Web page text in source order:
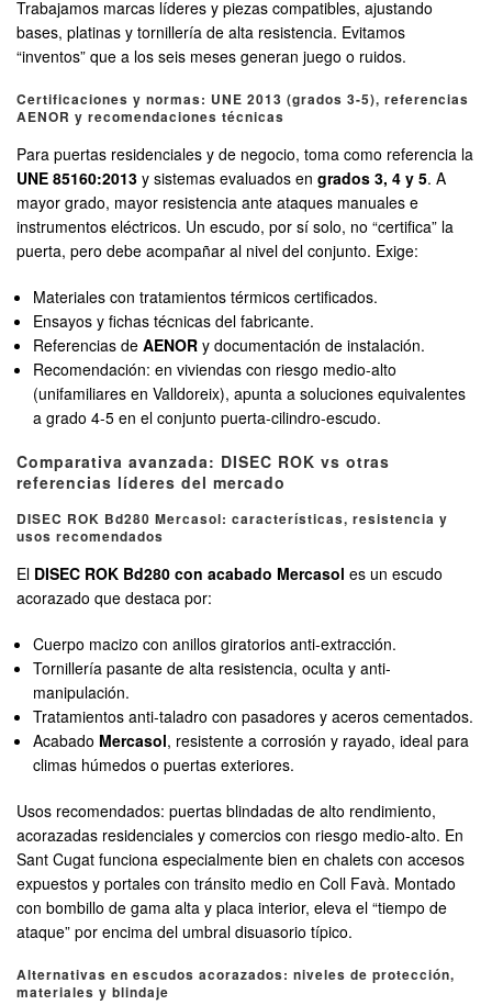
Trabajamos marcas líderes y piezas compatibles, ajustando
bases, platinas y tornillería de alta resistencia. Evitamos
“inventos” que a los seis meses generan juego o ruidos.
Certificaciones y normas: UNE 2013 (grados 3-5), referencias
AENOR y recomendaciones técnicas
Para puertas residenciales y de negocio, toma como referencia la
UNE 85160:2013 y sistemas evaluados en grados 3, 4 y 5. A
mayor grado, mayor resistencia ante ataques manuales e
instrumentos eléctricos. Un escudo, por sí solo, no “certifica” la
puerta, pero debe acompañar al nivel del conjunto. Exige:
Materiales con tratamientos térmicos certificados.
Ensayos y fichas técnicas del fabricante.
Referencias deAENOR y documentación de instalación.
Recomendación: en viviendas con riesgo medio-alto
(unifamiliares en Valldoreix), apunta a soluciones equivalentes
a grado 4-5 en el conjunto puerta-cilindro-escudo.
Comparativa avanzada: DISEC ROK vs otras
referencias líderes del mercado
DISEC ROK Bd280 Mercasol: características, resistencia y
usos recomendados
El DISEC ROK Bd280 con acabado Mercasol es un escudo
acorazado que destaca por:
Cuerpo macizo con anillos giratorios anti-extracción.
Tornillería pasante de alta resistencia, oculta y anti-
manipulación.
Tratamientos anti-taladro con pasadores y aceros cementados.
Acabado Mercasol, resistente a corrosión y rayado, ideal para
climas húmedos o puertas exteriores.
Usos recomendados: puertas blindadas de alto rendimiento,
acorazadas residenciales y comercios con riesgo medio-alto. En
Sant Cugat funciona especialmente bien en chalets con accesos
expuestos y portales con tránsito medio en Coll Favà. Montado
con bombillo de gama alta y placa interior, eleva el “tiempo de
ataque” por encima del umbral disuasorio típico.
Alternativas en escudos acorazados: niveles de protección,
materiales y blindaje